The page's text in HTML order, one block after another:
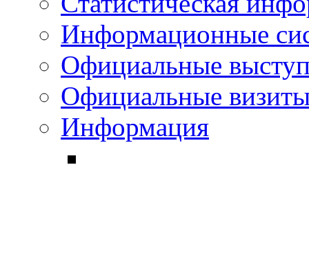
Информационные
Официальные
Официальные
Информация